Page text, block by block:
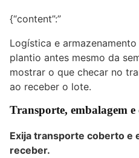
{“content”:”
Logística e
plantio antes mesmo da
mostrar o que checar no
ao receber o lote.
Transporte, embalagem e
Exija transporte coberto e
receber.